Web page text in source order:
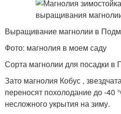
Выращивание магнолии в
Фото: магнолия в моем саду
Сорта магнолии для посадки в
Зато магнолия Кобус ,
переносят похолодание до -40
несложного укрытия на зиму.